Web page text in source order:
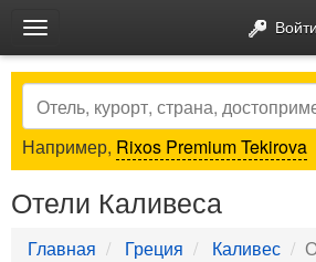
Toggle
navigation
Войти
Search
Например, Rixos Premium Tekirova
Отели Каливеса
Главная Греция Каливес